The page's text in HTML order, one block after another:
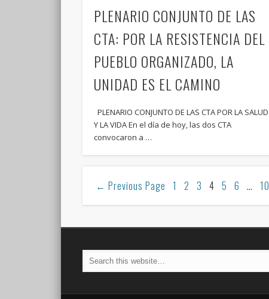
PLENARIO CONJUNTO DE LAS
CTA: POR LA RESISTENCIA DEL
PUEBLO ORGANIZADO, LA
UNIDAD ES EL CAMINO
PLENARIO CONJUNTO DE LAS CTA POR LA SALUD
Y LA VIDA En el día de hoy, las dos CTA
convocaron a …
← Previous Page 1 2 3 4 5 6 … 10